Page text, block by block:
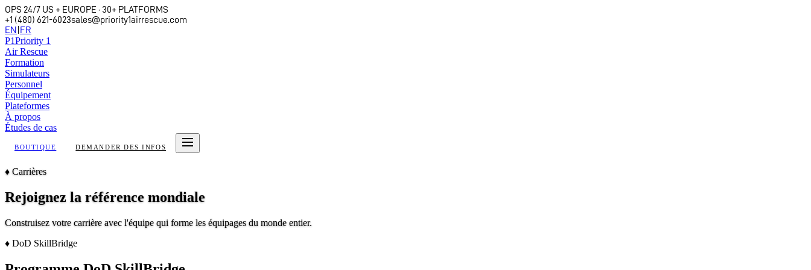
OPS 24/7 US + EUROPE · 30+ PLATFORMS
+1 (480) 621-6023sales@priority1airrescue.com
EN FR
P1Priority 1
Air Rescue
Formation
Simulateurs
Personnel
Équipement
Plateformes
À propos
Études de cas
BOUTIQUE DEMANDER DES INFOS
♦ Carrières
Rejoignez la référence mondiale
Construisez votre carrière avec l'équipe qui forme les équipages du monde entier.
♦ DoD SkillBridge